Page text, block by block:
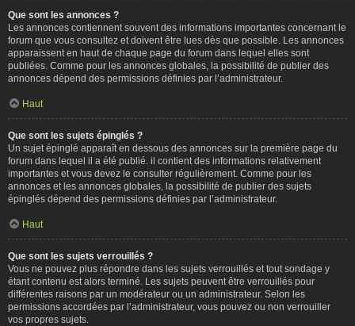
Que sont les annonces ?
Les annonces contiennent souvent des informations importantes concernant le
forum que vous consultez et doivent être lues dès que possible. Les annonces
apparaissent en haut de chaque page du forum dans lequel elles sont
publiées. Comme pour les annonces globales, la possibilité de publier des
annonces dépend des permissions définies par l’administrateur.
Haut
Que sont les sujets épinglés ?
Un sujet épinglé apparaît en dessous des annonces sur la première page du
forum dans lequel il a été publié. il contient des informations relativement
importantes et vous devez le consulter régulièrement. Comme pour les
annonces et les annonces globales, la possibilité de publier des sujets
épinglés dépend des permissions définies par l’administrateur.
Haut
Que sont les sujets verrouillés ?
Vous ne pouvez plus répondre dans les sujets verrouillés et tout sondage y
étant contenu est alors terminé. Les sujets peuvent être verrouillés pour
différentes raisons par un modérateur ou un administrateur. Selon les
permissions accordées par l’administrateur, vous pouvez ou non verrouiller
vos propres sujets.